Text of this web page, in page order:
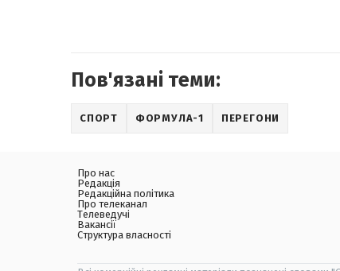
Пов'язані теми:
СПОРТ ФОРМУЛА-1 ПЕРЕГОНИ
Про нас
Редакція
Редакційна політика
Про телеканал
Телеведучі
Вакансії
Структура власності